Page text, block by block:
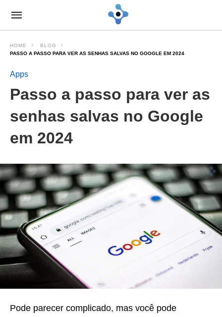
HOME
BLOG
PASSO A PASSO PARA VER AS SENHAS SALVAS NO GOOGLE EM 2024
Apps
Passo a passo para ver as
senhas salvas no Google
em 2024
Pode parecer complicado, mas você pode